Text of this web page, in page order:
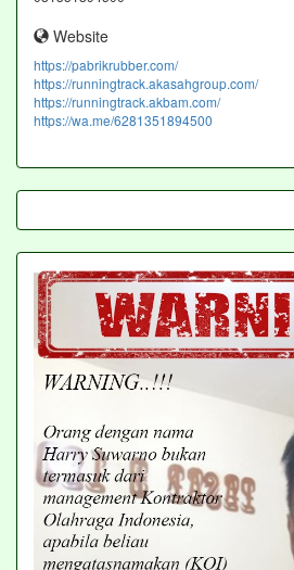
Website
https://pabrikrubber.com/
https://runningtrack.akasahgroup.com/
https://runningtrack.akbam.com/
https://wa.me/6281351894500